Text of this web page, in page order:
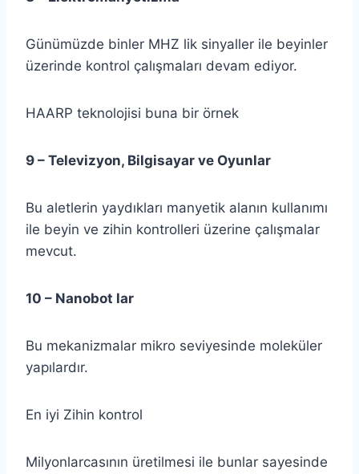
Günümüzde binler MHZ lik sinyaller ile beyinler
üzerinde kontrol çalışmaları devam ediyor.
HAARP teknolojisi buna bir örnek
9 – Televizyon, Bilgisayar ve Oyunlar
Bu aletlerin yaydıkları manyetik alanın kullanımı
ile beyin ve zihin kontrolleri üzerine çalışmalar
mevcut.
10 – Nanobot lar
Bu mekanizmalar mikro seviyesinde moleküler
yapılardır.
En iyi Zihin kontrol
Milyonlarcasının üretilmesi ile bunlar sayesinde